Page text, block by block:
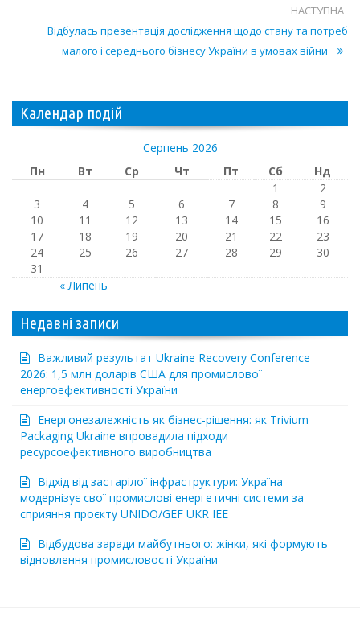
НАСТУПНА
Відбулась презентація дослідження щодо стану та потреб
малого і середнього бізнесу України в умовах війни
Календар подій
Серпень 2026
Пн
Вт Ср Чт Пт Сб Нд
« Липень
1
2
3
4 5 6 7 8
9
10
11 12 13 14 15
16
17
18 19 20 21 22
23
24
25 26 27 28 29
30
31
Недавні записи
Важливий результат Ukraine Recovery Conference
2026: 1,5 млн доларів США для промислової
енергоефективності України
Енергонезалежність як бізнес-рішення: як Trivium
Packaging Ukraine впровадила підходи
ресурсоефективного виробництва
Відхід від застарілої інфраструктури: Україна
модернізує свої промислові енергетичні системи за
сприяння проєкту UNIDO/GEF UKR IEE
Відбудова заради майбутнього: жінки, які формують
відновлення промисловості України